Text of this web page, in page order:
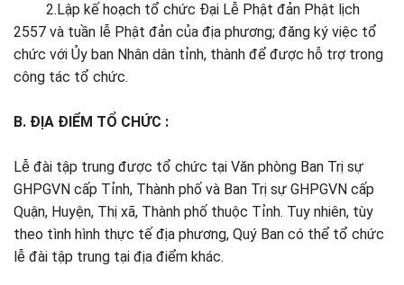
2.Lập kế hoạch tổ chức Đại Lễ Phật đản Phật lịch
2557 và tuần lễ Phật đản của địa phương; đăng ký việc tổ
chức với Ủy ban Nhân dân tỉnh, thành để được hỗ trợ trong
công tác tổ chức.
B. ĐỊA ĐIỂM TỔ CHỨC :
Lễ đài tập trung được tổ chức tại Văn phòng Ban Trị sự
GHPGVN cấp Tỉnh, Thành phố và Ban Trị sự GHPGVN cấp
Quận, Huyện, Thị xã, Thành phố thuộc Tỉnh. Tuy nhiên, tùy
theo tình hình thực tế địa phương, Quý Ban có thể tổ chức
lễ đài tập trung tại địa điểm khác.